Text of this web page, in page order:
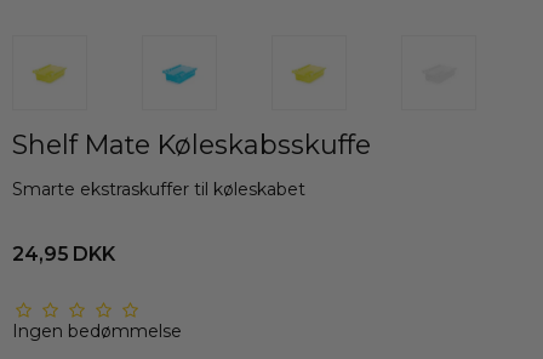
Shelf Mate Køleskabsskuffe
Smarte ekstraskuffer til køleskabet
24,95 DKK
Ingen bedømmelse